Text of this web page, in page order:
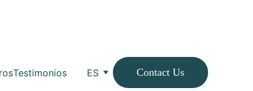
Testimonios ES Contact Us